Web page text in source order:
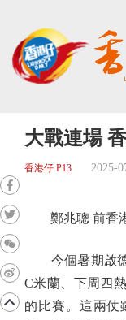
大戰連場
香港仔 P13 2025-
鄭兆聰 前香港
今個暑期啟德
C米蘭、下周四
的比賽。這兩仗